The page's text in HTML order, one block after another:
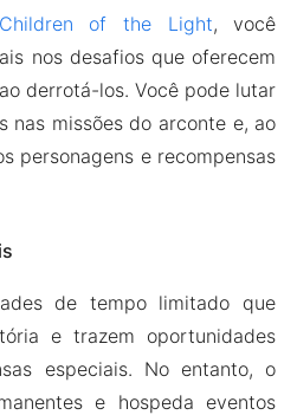
of the Light, você
nos desafios que oferecem
derrotá-los. Você pode lutar
nas missões do arconte e, ao
personagens e recompensas
de tempo limitado que
e trazem oportunidades
especiais. No entanto, o
e hospeda eventos